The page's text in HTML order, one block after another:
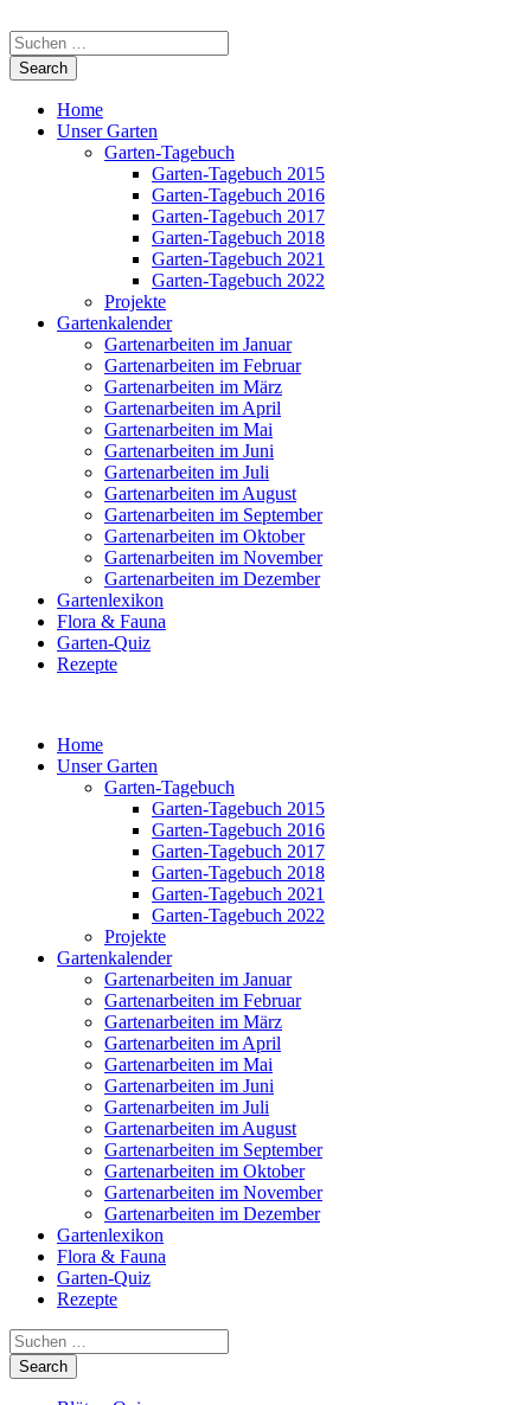
Home
Unser Garten
Garten-Tagebuch
Garten-Tagebuch 2015
Garten-Tagebuch 2016
Garten-Tagebuch 2017
Garten-Tagebuch 2018
Garten-Tagebuch 2021
Garten-Tagebuch 2022
Projekte
Gartenkalender
Gartenarbeiten im Januar
Gartenarbeiten im Februar
Gartenarbeiten im März
Gartenarbeiten im April
Gartenarbeiten im Mai
Gartenarbeiten im Juni
Gartenarbeiten im Juli
Gartenarbeiten im August
Gartenarbeiten im September
Gartenarbeiten im Oktober
Gartenarbeiten im November
Gartenarbeiten im Dezember
Gartenlexikon
Flora & Fauna
Garten-Quiz
Rezepte
Home
Unser Garten
Garten-Tagebuch
Garten-Tagebuch 2015
Garten-Tagebuch 2016
Garten-Tagebuch 2017
Garten-Tagebuch 2018
Garten-Tagebuch 2021
Garten-Tagebuch 2022
Projekte
Gartenkalender
Gartenarbeiten im Januar
Gartenarbeiten im Februar
Gartenarbeiten im März
Gartenarbeiten im April
Gartenarbeiten im Mai
Gartenarbeiten im Juni
Gartenarbeiten im Juli
Gartenarbeiten im August
Gartenarbeiten im September
Gartenarbeiten im Oktober
Gartenarbeiten im November
Gartenarbeiten im Dezember
Gartenlexikon
Flora & Fauna
Garten-Quiz
Rezepte